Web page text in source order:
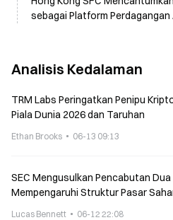
sebagai Platform
Analisis Kedalaman
TRM Labs Peringatkan Penipu
Piala Dunia 2026 dan Taruhan
Ethan Brooks 06-13 09:13
SEC Mengusulkan Pencabutan
Mempengaruhi Struktur Pasar
Lucas Bennett 06-12 22:08